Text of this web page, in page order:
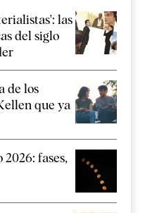
las
del siglo
de los
que ya
fases,